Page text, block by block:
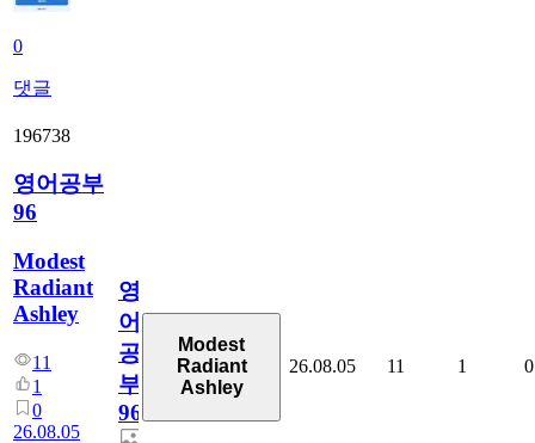
0
댓글
196738
영어공부
96
Modest
Radiant
Ashley
11
1
0
26.08.05
영
어
공
부
96
Modest
Radiant
Ashley
26.08.05 11 1 0